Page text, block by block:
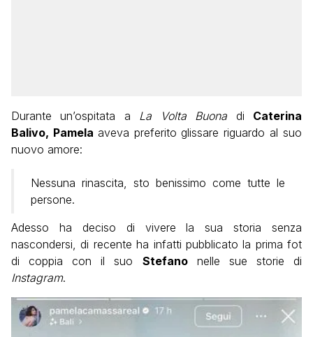
Durante un’ospitata a La Volta Buona di Caterina
Balivo, Pamela aveva preferito glissare riguardo al suo
nuovo amore:
Nessuna rinascita, sto benissimo come tutte le
persone.
Adesso ha deciso di vivere la sua storia senza
nascondersi, di recente ha infatti pubblicato la prima fot
di coppia con il suo Stefanonelle sue storie di
Instagram.